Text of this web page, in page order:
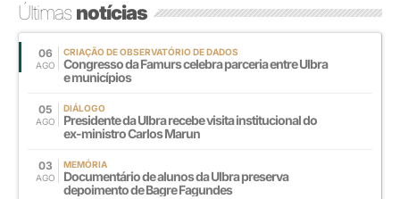
Últimasnotícias
06
AGO
CRIAÇÃO DE OBSERVATÓRIO DE DADOS
Congresso da Famurs celebra parceria entre Ulbra
e municípios
05
AGO
DIÁLOGO
Presidente da Ulbra recebe visita institucional do
ex-ministro Carlos Marun
03
AGO
MEMÓRIA
Documentário de alunos da Ulbra preserva
depoimento de Bagre Fagundes